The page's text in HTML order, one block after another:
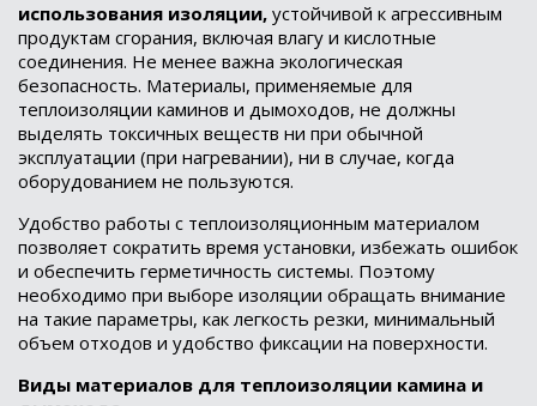
использования изоляции, устойчивой к агрессивным
продуктам сгорания, включая влагу и кислотные
соединения. Не менее важна экологическая
безопасность. Материалы, применяемые для
теплоизоляции каминов и дымоходов, не должны
выделять токсичных веществ ни при обычной
эксплуатации (при нагревании), ни в случае, когда
оборудованием не пользуются.
Удобство работы с теплоизоляционным материалом
позволяет сократить время установки, избежать ошибок
и обеспечить герметичность системы. Поэтому
необходимо при выборе изоляции обращать внимание
на такие параметры, как легкость резки, минимальный
объем отходов и удобство фиксации на поверхности.
Виды материалов для теплоизоляции камина и